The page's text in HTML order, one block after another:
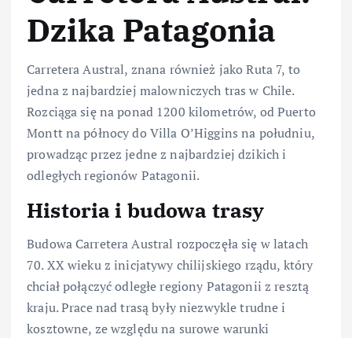
Dzika Patagonia
Carretera Austral, znana również jako Ruta 7, to
jedna z najbardziej malowniczych tras w Chile.
Rozciąga się na ponad 1200 kilometrów, od Puerto
Montt na północy do Villa O’Higgins na południu,
prowadząc przez jedne z najbardziej dzikich i
odległych regionów Patagonii.
Historia i budowa trasy
Budowa Carretera Austral rozpoczęła się w latach
70. XX wieku z inicjatywy chilijskiego rządu, który
chciał połączyć odległe regiony Patagonii z resztą
kraju. Prace nad trasą były niezwykle trudne i
kosztowne, ze względu na surowe warunki